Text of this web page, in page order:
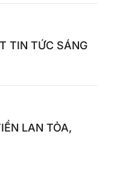
TIN TỨC SÁNG
LAN TỎA,